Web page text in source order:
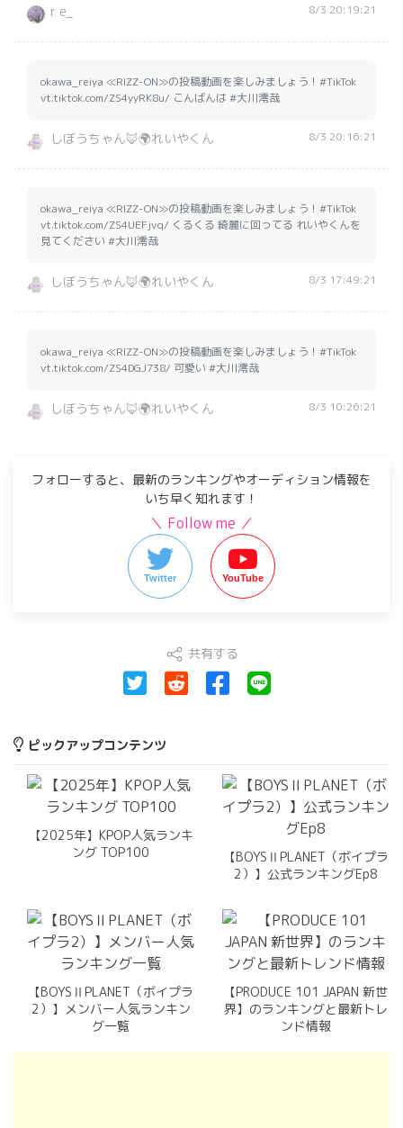
r e_ 8/3 20:19:21
okawa_reiya ≪RIZZ-ON≫の投稿動画を楽しみましょう！#TikTok
vt.tiktok.com/ZS4yyRK8u/ こんばんは #大川澪哉
しぼうちゃん🦊🌍れいやくん 8/3 20:16:21
okawa_reiya ≪RIZZ-ON≫の投稿動画を楽しみましょう！#TikTok
vt.tiktok.com/ZS4UEFjvq/ くるくる 綺麗に回ってる れいやくんを
見てください #大川澪哉
しぼうちゃん🦊🌍れいやくん 8/3 17:49:21
okawa_reiya ≪RIZZ-ON≫の投稿動画を楽しみましょう！#TikTok
vt.tiktok.com/ZS4DGJ738/ 可愛い #大川澪哉
しぼうちゃん🦊🌍れいやくん 8/3 10:26:21
フォローすると、最新のランキングやオーディション情報を
いち早く知れます！
＼ Follow me ／
Twitter YouTube
共有する
ピックアップコンテンツ
【2025年】KPOP人気ランキ
ング TOP100
【BOYSⅡPLANET（ボイプラ
2）】公式ランキングEp8
【BOYSⅡPLANET（ボイプラ
2）】メンバー人気ランキン
グ一覧
【PRODUCE 101 JAPAN 新世
界】のランキングと最新トレ
ンド情報